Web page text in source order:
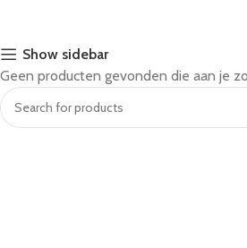
Show sidebar
Geen producten gevonden die aan je